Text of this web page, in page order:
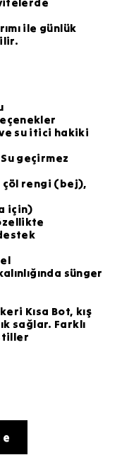
ile günlük
su itici hakiki
Su geçirmez
çöl rengi (bej),
için)
sünger
Kısa Bot, kış
sağlar. Farklı